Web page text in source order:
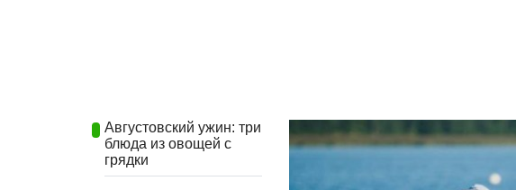
Августовский ужин: три
блюда из овощей с
грядки